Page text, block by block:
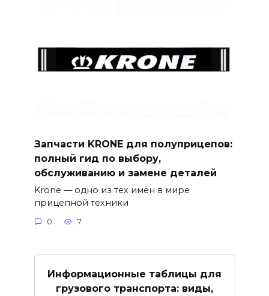
Запчасти KRONE для полуприцепов:
полный гид по выбору,
обслуживанию и замене деталей
Krone — одно из тех имён в мире
прицепной техники
0 7
Информационные таблицы для
грузового транспорта: виды,